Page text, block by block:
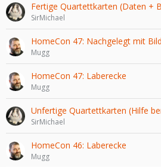
Fertige Quartettkarten (Daten +
SirMichael
HomeCon 47: Nachgelegt mit
Mugg
HomeCon 47: Laberecke
Mugg
Unfertige Quartettkarten (Hilfe
SirMichael
HomeCon 46: Laberecke
Mugg